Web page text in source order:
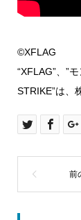
©XFLAG
“XFLAG”、”
STRIKE”は、